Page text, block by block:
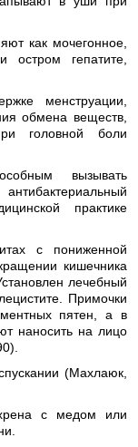
как мочегонное,
остром гепатите,
менструации,
обмена веществ,
головной боли
вызывать
практике
с пониженной
кишечника
лечебный
Примочки
пятен, а в
наносить на лицо
(Махлаюк,
с медом или